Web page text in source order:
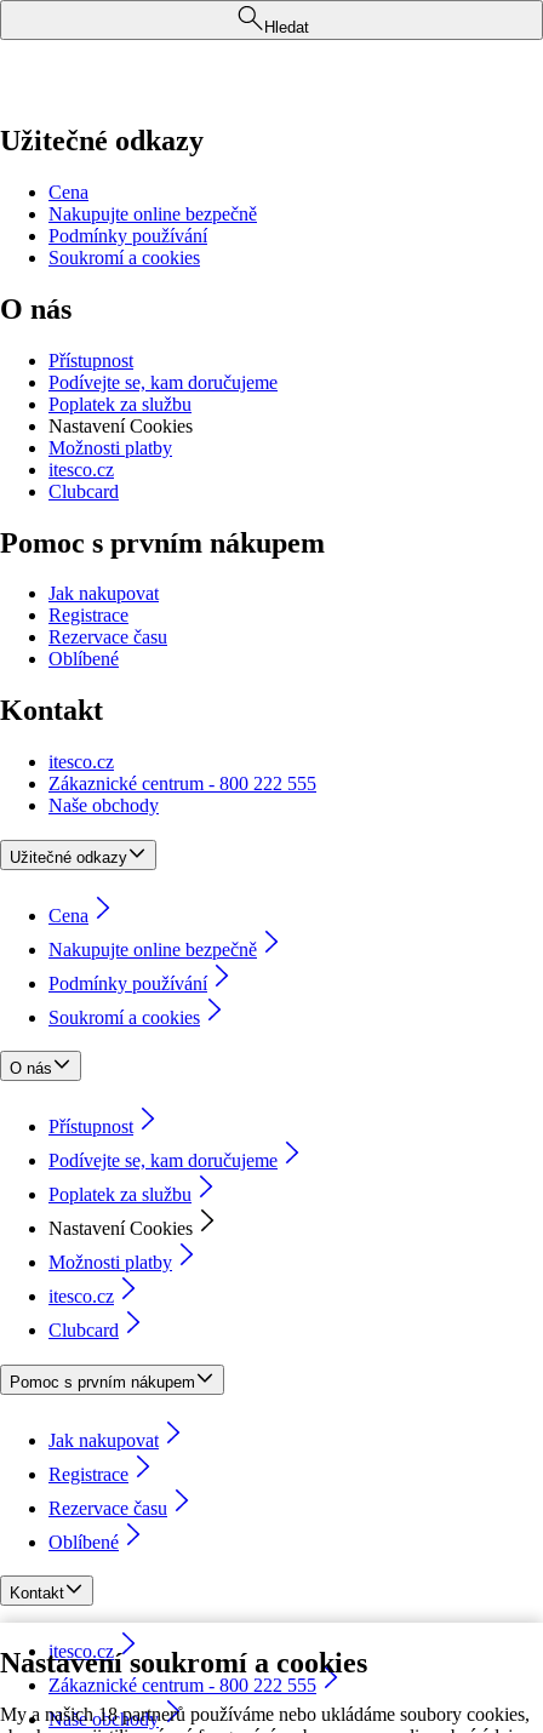
Nastavení soukromí a cookies
My a našich 18 partnerů používáme nebo ukládáme soubory cookies,
Hledat
Užitečné odkazy
Cena
Nakupujte online bezpečně
Podmínky používání
Soukromí a cookies
O nás
Přístupnost
Podívejte se, kam doručujeme
Poplatek za službu
Nastavení Cookies
Možnosti platby
itesco.cz
Clubcard
Pomoc s prvním nákupem
Jak nakupovat
Registrace
Rezervace času
Oblíbené
Kontakt
itesco.cz
Zákaznické centrum - 800 222 555
Naše obchody
Užitečné odkazy
Cena
Nakupujte online bezpečně
Podmínky používání
Soukromí a cookies
O nás
Přístupnost
Podívejte se, kam doručujeme
Poplatek za službu
Nastavení Cookies
Možnosti platby
itesco.cz
Clubcard
Pomoc s prvním nákupem
Jak nakupovat
Registrace
Rezervace času
Oblíbené
Kontakt
itesco.cz
Zákaznické centrum - 800 222 555
Naše obchody